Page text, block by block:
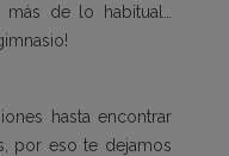
de lo habitual…
hasta encontrar
por eso te dejamos